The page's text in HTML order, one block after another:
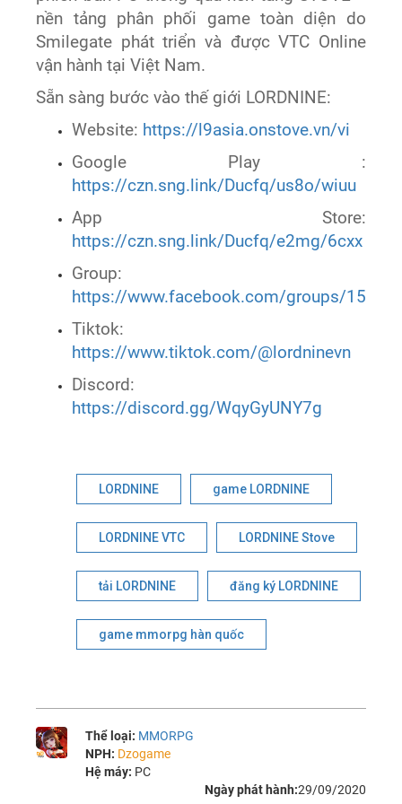
nền tảng phân phối game toàn diện do
Smilegate phát triển và được VTC Online
vận hành tại Việt Nam.
Sẵn sàng bước vào thế giới LORDNINE:
Website: https://l9asia.onstove.vn/vi
Google Play :
https://czn.sng.link/Ducfq/us8o/wiuu
App Store:
https://czn.sng.link/Ducfq/e2mg/6cxx
Group:
https://www.facebook.com/groups/
Tiktok:
https://www.tiktok.com/@lordninevn
Discord:
https://discord.gg/WqyGyUNY7g
LORDNINE game LORDNINE
LORDNINE VTC LORDNINE Stove
tải LORDNINE đăng ký LORDNINE
game mmorpg hàn quốc
Thể loại: MMORPG
NPH: Dzogame
Hệ máy: PC
Ngày phát hành:29/09/2020